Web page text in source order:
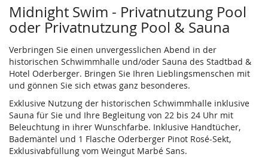
Produkte
Midnight Swim - Privatnutzung Pool
oder Privatnutzung Pool & Sauna
Verbringen Sie einen unvergesslichen Abend in der
historischen Schwimmhalle und/oder Sauna des Stadtbad &
Hotel Oderberger. Bringen Sie Ihren Lieblingsmenschen mit
und gönnen Sie sich etwas ganz besonderes.
Exklusive Nutzung der historischen Schwimmhalle inklusive
Sauna für Sie und Ihre Begleitung von 22 bis 24 Uhr mit
Beleuchtung in ihrer Wunschfarbe. Inklusive Handtücher,
Bademäntel und 1 Flasche Oderberger Pinot Rosé-Sekt,
Exklusivabfüllung vom Weingut Marbé Sans.